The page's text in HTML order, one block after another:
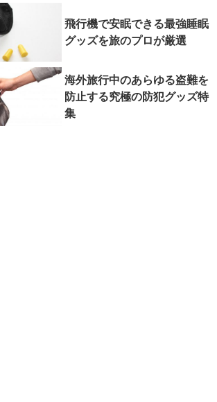
飛行機で安眠できる最強睡眠
グッズを旅のプロが厳選
海外旅行中のあらゆる盗難を
防止する究極の防犯グッズ特
集